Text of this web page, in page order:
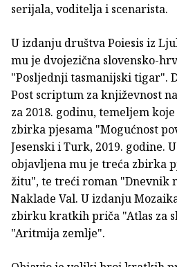
serijala, voditelja i scenarista.
U izdanju društva Poiesis iz
mu je dvojezična slovensko-
"Posljednji tasmanijski tigar".
Post scriptum za književnost
za 2018. godinu, temeljem
zbirka pjesama "Mogućnost
Jesenski i Turk, 2019. godine.
objavljena mu je treća zbirka
žitu", te treći roman "Dnevnik
Naklade Val. U izdanju
zbirku kratkih priča "Atlas za
"Aritmija zemlje".